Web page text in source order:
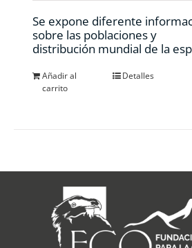
Se expone diferente
sobre las poblaciones y
distribución mundial de la
Añadir al
carrito
Detalles